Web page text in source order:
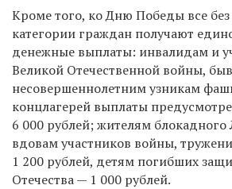
Кроме того, ко Дню Победы все
категории граждан получают
денежные выплаты: инвалидам и
Великой Отечественной войны,
несовершеннолетним узникам
концлагерей выплаты
6 000 рублей; жителям блокадного
вдовам участников войны,
1 200 рублей, детям погибших
Отечества — 1 000 рублей.